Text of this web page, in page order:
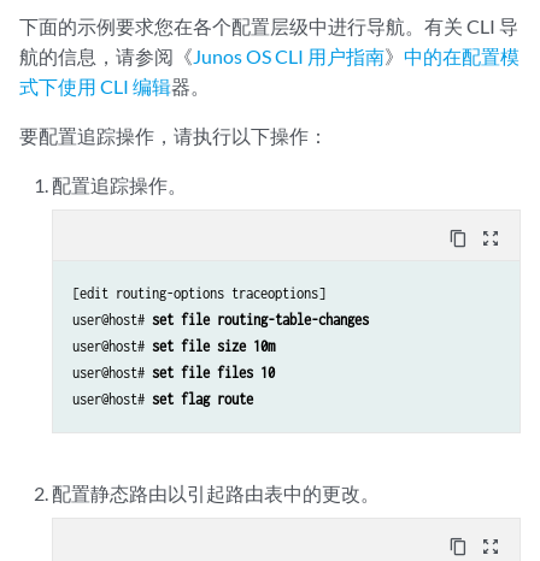
下面的示例要求您在各个配置层级中进行导航。有关 CLI 导
航的信息，请参阅《Junos OS CLI 用户指南》 中的在配置模
式下使用 CLI 编辑器。
要配置追踪操作，请执行以下操作：
配置追踪操作。
content_copy zoom_out_map
[edit routing-options traceoptions]
user@host# set file routing-table-changes
user@host# set file size 10m
user@host# set file files 10
user@host# set flag route
配置静态路由以引起路由表中的更改。
content_copy zoom_out_map